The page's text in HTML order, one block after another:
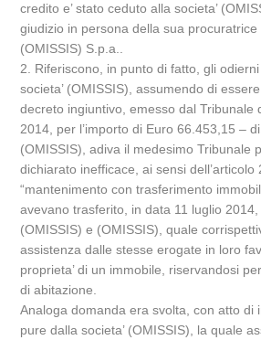
credito e’ stato ceduto alla societa’
giudizio in persona della sua procuratrice
(OMISSIS) S.p.a..
2. Riferiscono, in punto di fatto, gli
societa’ (OMISSIS), assumendo di
decreto ingiuntivo, emesso dal Tribunale
2014, per l’importo di Euro 66.453,15 –
(OMISSIS), adiva il medesimo Tribunale
dichiarato inefficace, ai sensi dell’articolo
“mantenimento con trasferimento
avevano trasferito, in data 11 luglio
(OMISSIS) e (OMISSIS), quale
assistenza dalle stesse erogate in loro
proprieta’ di un immobile, riservandosi
di abitazione.
Analoga domanda era svolta, con atto di
pure dalla societa’ (OMISSIS), la quale